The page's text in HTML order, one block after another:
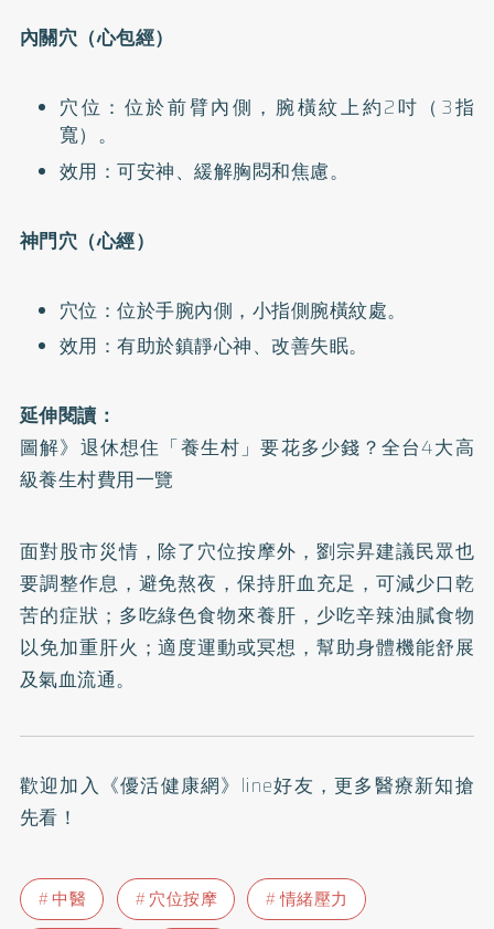
內關穴（心包經）
穴位：位於前臂內側，腕橫紋上約2吋（3指
寬）。
效用：可安神、緩解胸悶和焦慮。
神門穴（心經）
穴位：位於手腕內側，小指側腕橫紋處。
效用：有助於鎮靜心神、改善失眠。
延伸閱讀：
圖解》退休想住「養生村」要花多少錢？全台4大高
級養生村費用一覽
面對股市災情，除了穴位按摩外，劉宗昇建議民眾也
要調整作息，避免熬夜，保持肝血充足，可減少口乾
苦的症狀；多吃綠色食物來養肝，少吃辛辣油膩食物
以免加重肝火；適度運動或冥想，幫助身體機能舒展
及氣血流通。
歡迎加入 《優活健康網》line好友 ，更多醫療新知搶
先看！
中醫 穴位按摩
情緒壓力